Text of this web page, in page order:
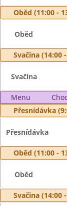
Oběd (11:00 -
Oběd
Svačina (14:00
Svačina
Menu
Přesnídávka
Přesnídávka
Oběd (11:00 -
Oběd
Svačina (14:00